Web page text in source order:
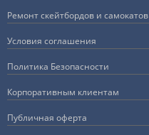
Ремонт скейтбордов и самокатов
Условия соглашения
Политика Безопасности
Корпоративным клиентам
Публичная оферта